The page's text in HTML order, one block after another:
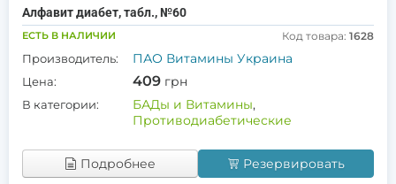
Алфавит диабет, табл., №60
ЕСТЬ В НАЛИЧИИ Код товара: 1628
Производитель: ПАО Витамины Украина
Цена: 409 грн
В категории: БАДы и Витамины,
Противодиабетические
Подробнее Резервировать